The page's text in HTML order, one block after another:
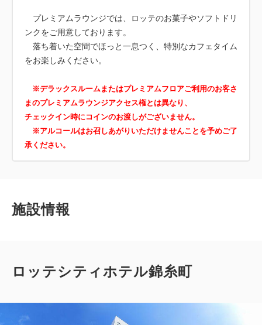
プレミアムラウンジでは、ロッテのお菓子やソフトドリ
ンクをご用意しております。
落ち着いた空間でほっと一息つく、特別なカフェタイム
をお楽しみください。
※デラックスルームまたはプレミアムフロアご利用のお客さ
まのプレミアムラウンジアクセス権とは異なり、
チェックイン時にコインのお渡しがございません。
※アルコールはお召しあがりいただけませんことを予めご了
承ください。
施設情報
ロッテシティホテル錦糸町